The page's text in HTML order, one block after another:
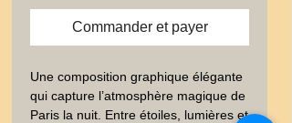
Commander et payer
Une composition graphique élégante
qui capture l’atmosphère magique de
Paris la nuit. Entre étoiles, lumières et